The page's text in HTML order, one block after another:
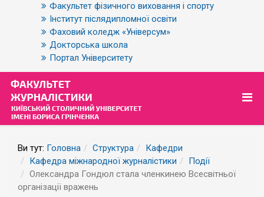
Факультет фізичного виховання і спорту
Інститут післядипломної освіти
Фаховий коледж «Універсум»
Докторська школа
Портал Університету
Ви тут: Головна Структура
Кафедри
Кафедра міжнародної журналістики
Події
Олександра Гондюл стала членкинею Всесвітньої
організації вражень